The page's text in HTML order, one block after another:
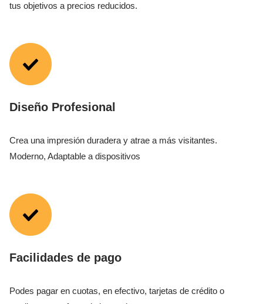
tus objetivos a precios reducidos.
Diseño Profesional
Crea una impresión duradera y atrae a más visitantes.
Moderno, Adaptable a dispositivos
Facilidades de pago
Podes pagar en cuotas, en efectivo, tarjetas de crédito o